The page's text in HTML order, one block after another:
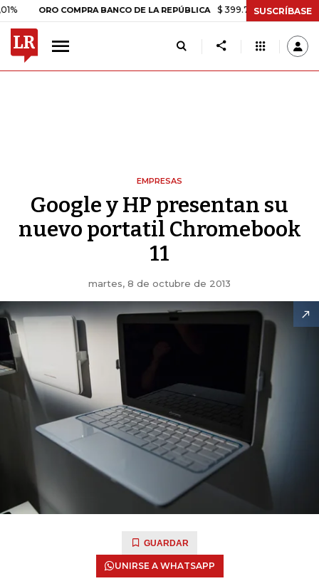
ORO COMPRA BANCO DE LA REPÚBLICA $ 399.745,16 +$ 2.295,71
SUSCRÍBASE
EMPRESAS
Google y HP presentan su
nuevo portatil Chromebook
11
martes, 8 de octubre de 2013
GUARDAR
UNIRSE A WHATSAPP